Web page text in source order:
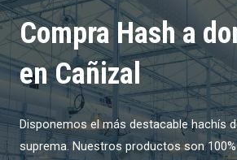
Compra Hash a
en Cañizal
Disponemos el más destacable hachís
suprema. Nuestros productos son